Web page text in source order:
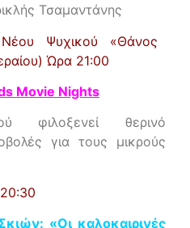
Τσαμαντάνης
Ψυχικού «Θάνος
Ώρα 21:00
Movie Nights
φιλοξενεί θερινό
για τους μικρούς
«Οι καλοκαιρινές